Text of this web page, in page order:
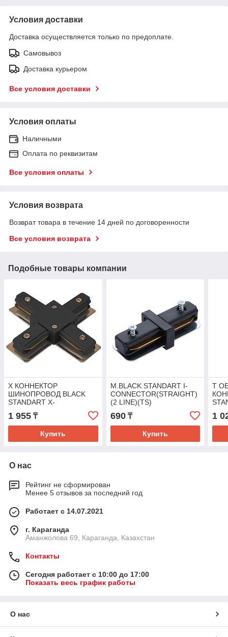
Условия доставки
Доставка осуществляется только по предоплате.
Самовывоз
Доставка курьером
Все условия доставки
Условия оплаты
Наличными
Оплата по реквизитам
Все условия оплаты
Условия возврата
Возврат товара в течение 14 дней по договоренности
Все условия возврата
Подобные товары компании
Х КОННЕКТОР
ШИНОПРОВОД BLACK
STANDART X-
CONNECTOR (2 LINE)(TS)
1 955 ₸
Купить
M.BLACK STANDART I-
CONNECTOR(STRAIGHT)
(2 LINE)(TS)
690₸
Купить
Т
(TS)
1
О нас
Рейтинг не сформирован
Менее 5 отзывов за последний год
Работает с 14.07.2021
г. Караганда
Аманжолова 69, Караганда, Казахстан
Контакты
Сегодня работает с 10:00 до 17:00
Показать весь график работы
О нас